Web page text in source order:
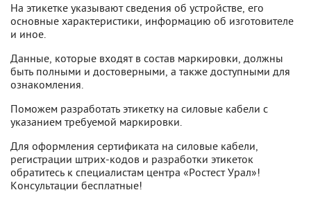
На этикетке указывают сведения об устройстве, его
основные характеристики, информацию об изготовителе
и иное.
Данные, которые входят в состав маркировки, должны
быть полными и достоверными, а также доступными для
ознакомления.
Поможем разработать этикетку на силовые кабели с
указанием требуемой маркировки.
Для оформления сертификата на силовые кабели,
регистрации штрих-кодов и разработки этикеток
обратитесь к специалистам центра «Ростест Урал»!
Консультации бесплатные!